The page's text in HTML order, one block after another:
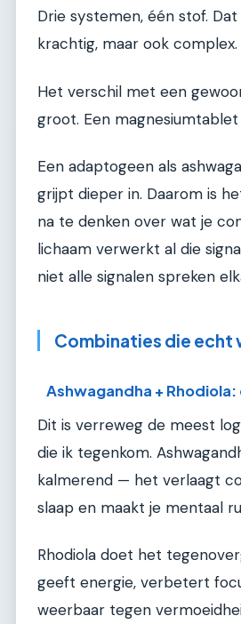
Drie systemen, één stof.
krachtig, maar ook complex.
Het verschil met een
groot. Een
Een adaptogeen als
grijpt dieper in. Daarom is
na te denken over wat je
lichaam verwerkt al die
niet alle signalen spreken
Combinaties die echt
Ashwagandha +
Dit is verreweg de meest
die ik tegenkom.
kalmerend — het verlaagt
slaap en maakt je mentaal
Rhodiola doet het
geeft energie, verbetert
weerbaar tegen